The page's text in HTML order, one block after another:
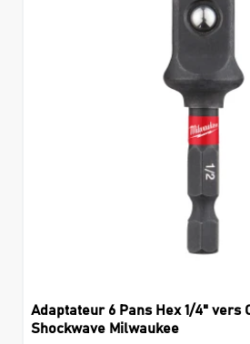
Adaptateur 6 Pans Hex 1/4" vers
Shockwave Milwaukee